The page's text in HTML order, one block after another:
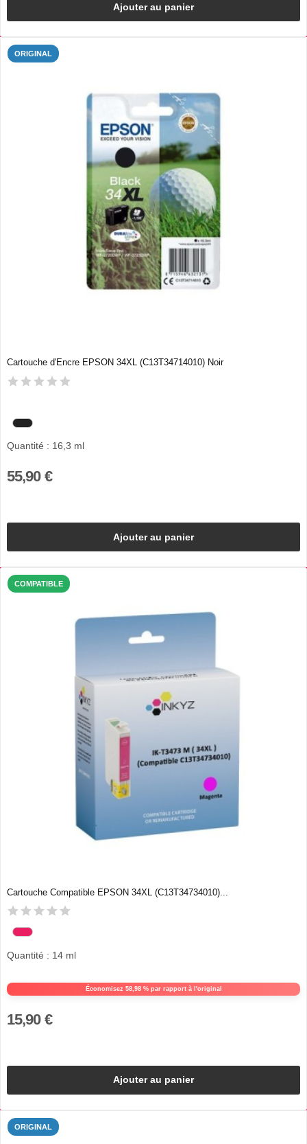
Ajouter au panier
ORIGINAL
Cartouche d'Encre EPSON 34XL (C13T34714010) Noir
Quantité : 16,3 ml
55,90 €
Ajouter au panier
COMPATIBLE
Cartouche Compatible EPSON 34XL (C13T34734010)...
Économisez 58,98 % par rapport à l'original
Quantité : 14 ml
15,90 €
Ajouter au panier
ORIGINAL